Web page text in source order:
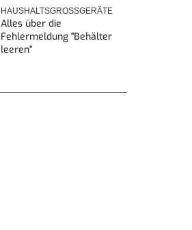
HAUSHALTSGROSSGERÄTE
Alles über die
Fehlermeldung "Behälter
leeren"